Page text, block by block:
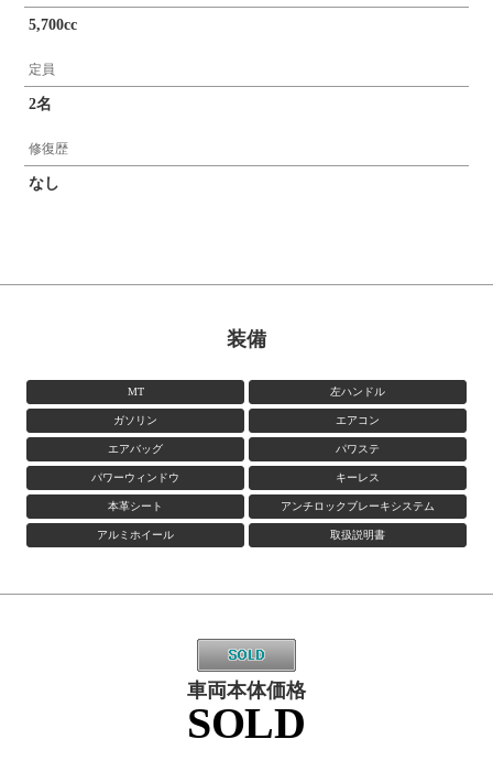
5,700cc
定員
2名
修復歴
なし
装備
MT 左ハンドル
ガソリン エアコン
エアバッグ パワステ
パワーウィンドウ キーレス
本革シート アンチロックブレーキシステム
アルミホイール 取扱説明書
車両本体価格
SOLD